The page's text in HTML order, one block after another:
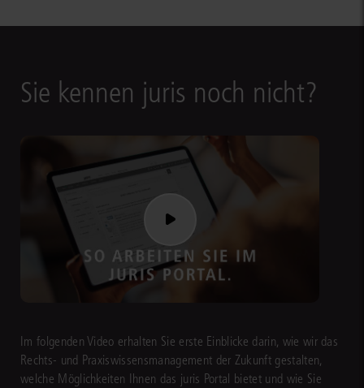
Sie kennen juris noch nicht?
Im folgenden Video erhalten Sie erste Einblicke darin, wie wir das
Rechts- und Praxiswissensmanagement der Zukunft gestalten,
welche Möglichkeiten Ihnen das juris Portal bietet und wie Sie